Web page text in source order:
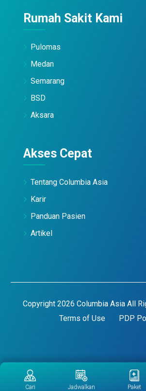
Rumah Sakit Kami
Pulomas
Medan
Semarang
BSD
Aksara
Akses Cepat
Tentang Columbia Asia
Karir
Panduan Pasien
Artikel
Copyright 2026 Columbia Asia All
Terms of Use
PDP
Cari
Jadwalkan
Paket